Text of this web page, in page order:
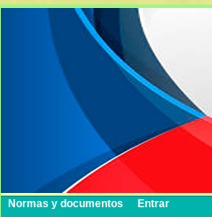
Normas y documentos Entrar